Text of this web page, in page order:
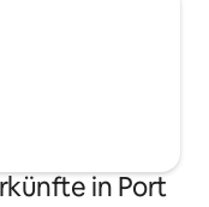
in Port